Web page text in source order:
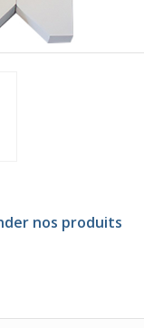
nos produits